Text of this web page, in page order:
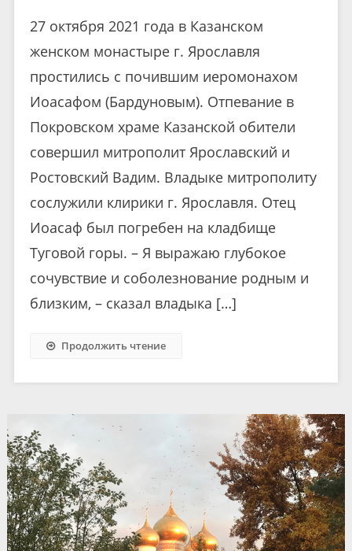
27 октября 2021 года в Казанском
женском монастыре г. Ярославля
простились с почившим иеромонахом
Иоасафом (Бардуновым). Отпевание в
Покровском храме Казанской обители
совершил митрополит Ярославский и
Ростовский Вадим. Владыке митрополиту
сослужили клирики г. Ярославля. Отец
Иоасаф был погребен на кладбище
Туговой горы. – Я выражаю глубокое
сочувствие и соболезнование родным и
близким, – сказал владыка […]
Продолжить чтение